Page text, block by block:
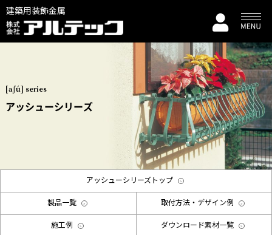
建築用装飾金属
[aʃú] series
アッシューシリーズ
アッシューシリーズトップ
製品一覧 取付方法・デザイン例
施工例 ダウンロード素材一覧